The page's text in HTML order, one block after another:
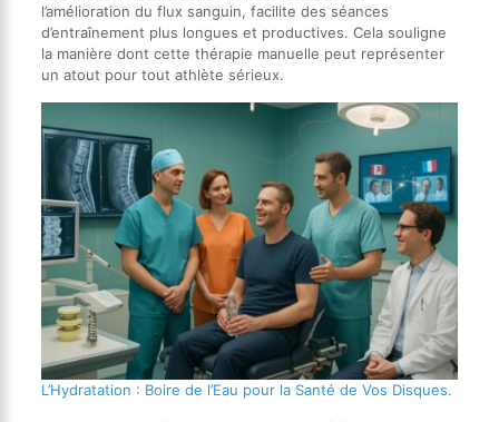
l’amélioration du flux sanguin, facilite des séances
d’entraînement plus longues et productives. Cela souligne
la manière dont cette thérapie manuelle peut représenter
un atout pour tout athlète sérieux.
L’Hydratation : Boire de l’Eau pour la Santé de Vos Disques.